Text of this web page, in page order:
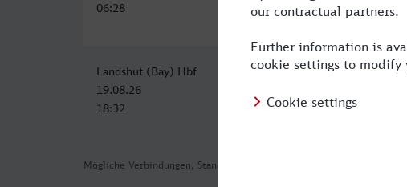
Mögliche Verbindungen, Stand: 2026-08-05 05:49
06:28
12:44
Landshut (Bay) Hbf
19.08.26
18:32
Zweibrücken Hbf
06:34